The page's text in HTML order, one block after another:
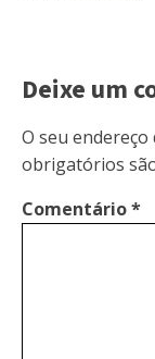
Deixe um
O seu
obrigatórios
Comentário*